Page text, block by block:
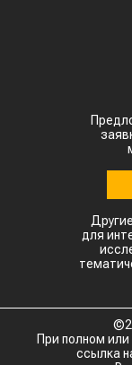
для
При полном
ссылка